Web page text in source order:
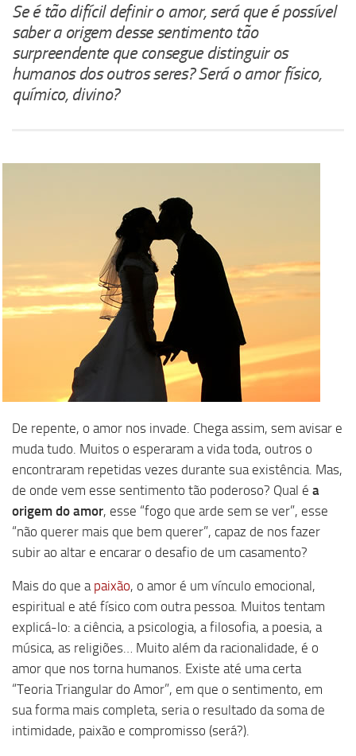
Se é tão difícil definir o amor, será que é possível
saber a origem desse sentimento tão
surpreendente que consegue distinguir os
humanos dos outros seres? Será o amor físico,
químico, divino?
De repente, o amor nos invade. Chega assim, sem avisar e
muda tudo. Muitos o esperaram a vida toda, outros o
encontraram repetidas vezes durante sua existência. Mas,
de onde vem esse sentimento tão poderoso? Qual é a
origem do amor, esse “fogo que arde sem se ver”, esse
“não querer mais que bem querer”, capaz de nos fazer
subir ao altar e encarar o desafio de um casamento?
Mais do que a paixão, o amor é um vínculo emocional,
espiritual e até físico com outra pessoa. Muitos tentam
explicá-lo: a ciência, a psicologia, a filosofia, a poesia, a
música, as religiões… Muito além da racionalidade, é o
amor que nos torna humanos. Existe até uma certa
“Teoria Triangular do Amor”, em que o sentimento, em
sua forma mais completa, seria o resultado da soma de
intimidade, paixão e compromisso (será?).